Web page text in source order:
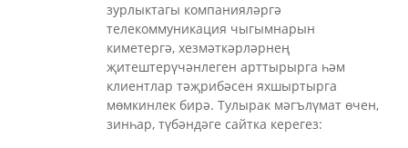
зурлыктагы компанияләргә
телекоммуникация чыгымнарын
киметергә, хезмәткәрләрнең
җитештерүчәнлеген арттырырга һәм
клиентлар тәҗрибәсен яхшыртырга
мөмкинлек бирә. Тулырак мәгълүмат өчен,
зинһар, түбәндәге сайтка керегез: